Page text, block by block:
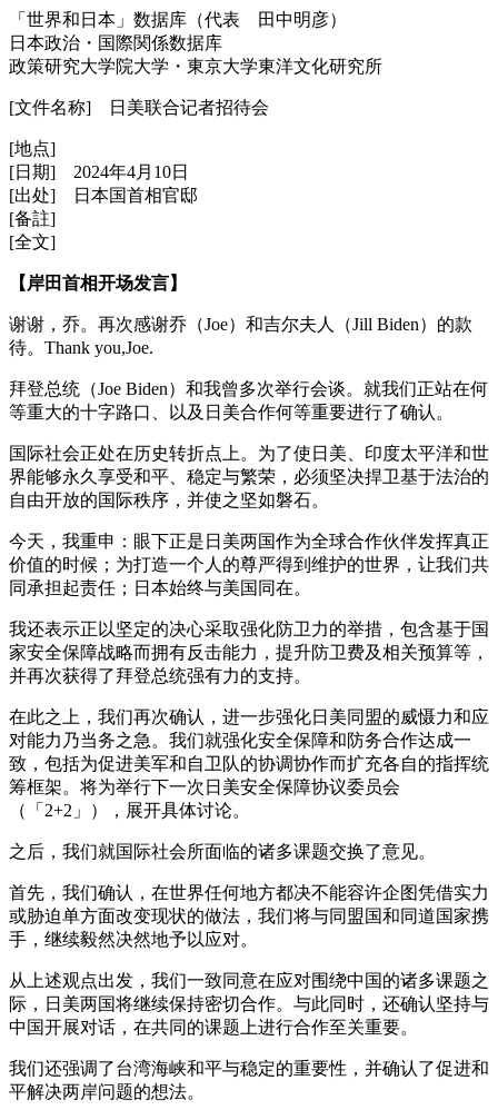
「世界和日本」数据库（代表 田中明彦）
日本政治・国際関係数据库
政策研究大学院大学・東京大学東洋文化研究所
[文件名称] 日美联合记者招待会
[地点]
[日期] 2024年4月10日
[出处] 日本国首相官邸
[备註]
[全文]
【岸田首相开场发言】
谢谢，乔。再次感谢乔（Joe）和吉尔夫人（Jill Biden）的款
待。Thank you,Joe.
拜登总统（Joe Biden）和我曾多次举行会谈。就我们正站在何
等重大的十字路口、以及日美合作何等重要进行了确认。
国际社会正处在历史转折点上。为了使日美、印度太平洋和世
界能够永久享受和平、稳定与繁荣，必须坚决捍卫基于法治的
自由开放的国际秩序，并使之坚如磐石。
今天，我重申：眼下正是日美两国作为全球合作伙伴发挥真正
价值的时候；为打造一个人的尊严得到维护的世界，让我们共
同承担起责任；日本始终与美国同在。
我还表示正以坚定的决心采取强化防卫力的举措，包含基于国
家安全保障战略而拥有反击能力，提升防卫费及相关预算等，
并再次获得了拜登总统强有力的支持。
在此之上，我们再次确认，进一步强化日美同盟的威慑力和应
对能力乃当务之急。我们就强化安全保障和防务合作达成一
致，包括为促进美军和自卫队的协调协作而扩充各自的指挥统
筹框架。将为举行下一次日美安全保障协议委员会
（「2+2」），展开具体讨论。
之后，我们就国际社会所面临的诸多课题交换了意见。
首先，我们确认，在世界任何地方都决不能容许企图凭借实力
或胁迫单方面改变现状的做法，我们将与同盟国和同道国家携
手，继续毅然决然地予以应对。
从上述观点出发，我们一致同意在应对围绕中国的诸多课题之
际，日美两国将继续保持密切合作。与此同时，还确认坚持与
中国开展对话，在共同的课题上进行合作至关重要。
我们还强调了台湾海峡和平与稳定的重要性，并确认了促进和
平解决两岸问题的想法。